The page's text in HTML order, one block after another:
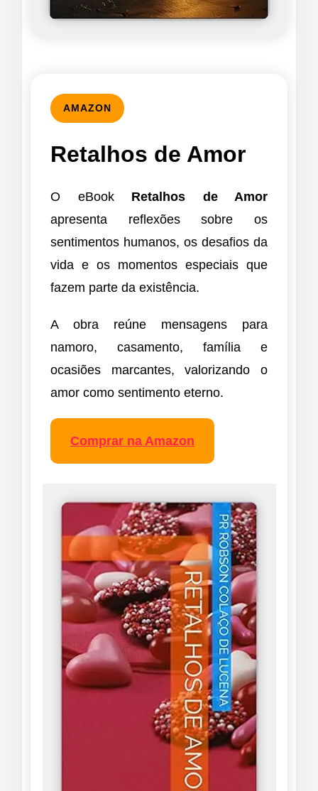
AMAZON
Retalhos de Amor
O eBook Retalhos de Amor
apresenta reflexões sobre os
sentimentos humanos, os desafios da
vida e os momentos especiais que
fazem parte da existência.
A obra reúne mensagens para
namoro, casamento, família e
ocasiões marcantes, valorizando o
amor como sentimento eterno.
Comprar na Amazon